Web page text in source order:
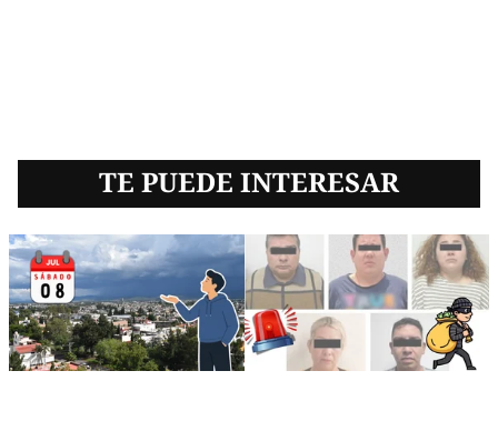
TE PUEDE INTERESAR